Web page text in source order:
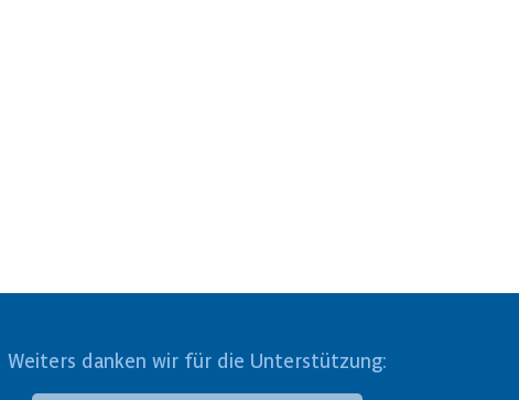
Weiters danken wir für die Unterstützung: